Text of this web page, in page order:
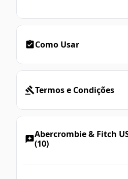
Como Usar
Termos e Condições
Abercrombie & Fitch
(10)